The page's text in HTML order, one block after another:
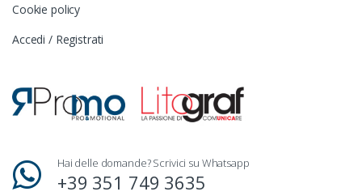
Cookie policy
Accedi / Registrati
Hai delle domande? Scrivici su Whatsapp
+39 351 749 3635